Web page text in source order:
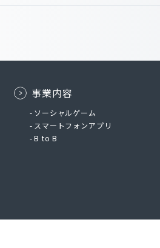
事業内容
ソーシャルゲーム
スマートフォンアプリ
B to B